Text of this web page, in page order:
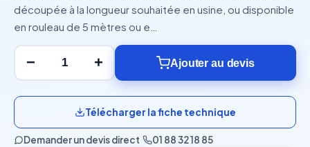
découpée à la longueur souhaitée en usine, ou disponible
en rouleau de 5 mètres ou e…
− + Ajouter au devis
Télécharger la fiche technique
Demander un devis direct· 01 88 32 18 85